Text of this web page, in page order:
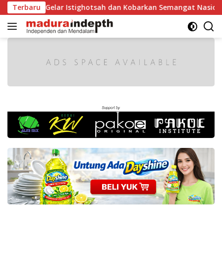
Langsung
ke
konten
Terbaru
Gelar Istighotsah dan Kobarkan Semangat Nasionalisme